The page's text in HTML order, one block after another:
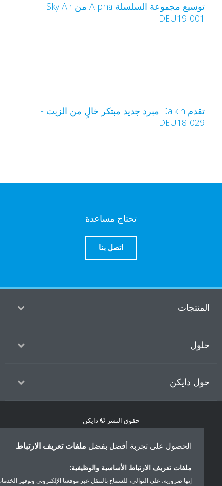
توسيع مجموعة السلسلة-Alpha من Sky Air‏ -
DEU19-
تقدم Daikin مبرد جديد مبتكر خالٍ من الزيت -
DEU18-
تحتاج مساعدة
اتصل بنا
دايكن
حقوق النشر © دايكن
أخلاقيات الشركة
الحصول على تجربة أفضل بفضلملفات تعريف الارتباط
ملفات تعريف الارتباط الأساسية والوظيفية:
إنها ضرورية، على التوالي، للسماح بالتنقل عبر موقعنا الإلكتروني وتوفير الخدمات التي